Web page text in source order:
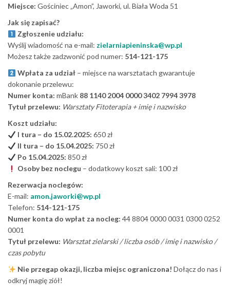
Miejsce: Gościniec „Amon”, Jaworki, ul. Biała Woda 51
Jak się zapisać?
Zgłoszenie udziału:
Wyślij wiadomość na e-mail: zielarniapieninska@wp.pl
Możesz także zadzwonić pod numer: 514-121-175
Wpłata za udział– miejsce na warsztatach gwarantuje
dokonanie przelewu:
Numer konta: mBank 88 1140 2004 0000 3402 7994 3978
Tytuł przelewu: Warsztaty Fitoterapia + imię i nazwisko
Koszt udziału:
I tura – do 15.02.2025: 650 zł
II tura – do 15.04.2025: 750 zł
Po 15.04.2025: 850 zł
Osoby bez noclegu – dodatkowy koszt sali: 100 zł
Rezerwacja noclegów:
E-mail: amon.jaworki@wp.pl
Telefon: 514-121-175
Numer konta do wpłat za nocleg: 44 8804 0000 0031 0300 0252
0001
Tytuł przelewu: Warsztat zielarski / liczba osób / imię i nazwisko /
czas pobytu
Nie przegap okazji, liczba miejsc ograniczona! Dołącz do nas i
odkryj magię ziół!